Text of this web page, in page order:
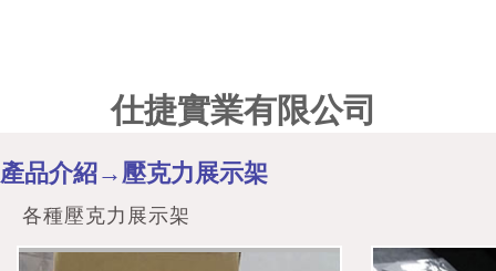
仕捷實業有限公司
產品介紹→壓克力展示架
各種壓克力展示架